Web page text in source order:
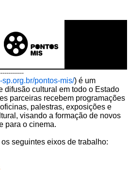
sp.org.br/pontos-mis/) é um
difusão cultural em todo o Estado
parceiras recebem programações
palestras, exposições e
visando a formação de novos
para o cinema.
seguintes eixos de trabalho: